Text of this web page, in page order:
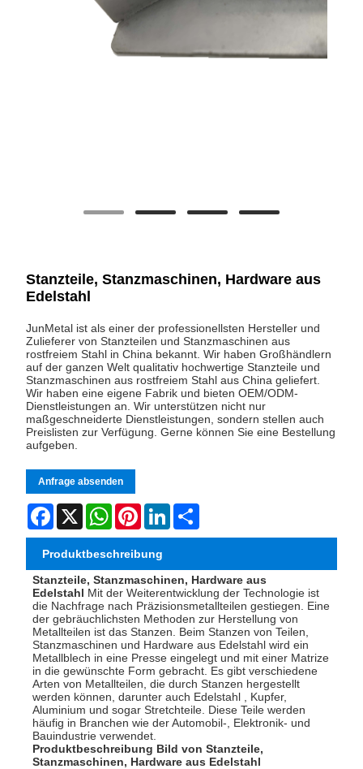
Stanzteile, Stanzmaschinen, Hardware aus
Edelstahl
JunMetal ist als einer der professionellsten Hersteller und
Zulieferer von Stanzteilen und Stanzmaschinen aus
rostfreiem Stahl in China bekannt. Wir haben Großhändlern
auf der ganzen Welt qualitativ hochwertige Stanzteile und
Stanzmaschinen aus rostfreiem Stahl aus China geliefert.
Wir haben eine eigene Fabrik und bieten OEM/ODM-
Dienstleistungen an. Wir unterstützen nicht nur
maßgeschneiderte Dienstleistungen, sondern stellen auch
Preislisten zur Verfügung. Gerne können Sie eine Bestellung
aufgeben.
Anfrage absenden
Facebook
X WhatsAppPinterestLinkedIn
Produktbeschreibung
Stanzteile, Stanzmaschinen, Hardware aus
Edelstahl Mit der Weiterentwicklung der Technologie ist
die Nachfrage nach Präzisionsmetallteilen gestiegen. Eine
der gebräuchlichsten Methoden zur Herstellung von
Metallteilen ist das Stanzen. Beim Stanzen von Teilen,
Stanzmaschinen und Hardware aus Edelstahl wird ein
Metallblech in eine Presse eingelegt und mit einer Matrize
in die gewünschte Form gebracht. Es gibt verschiedene
Arten von Metallteilen, die durch Stanzen hergestellt
werden können, darunter auch Edelstahl , Kupfer,
Aluminium und sogar Stretchteile. Diese Teile werden
häufig in Branchen wie der Automobil-, Elektronik- und
Bauindustrie verwendet.
Produktbeschreibung Bild vonStanzteile,
Stanzmaschinen, Hardware aus Edelstahl